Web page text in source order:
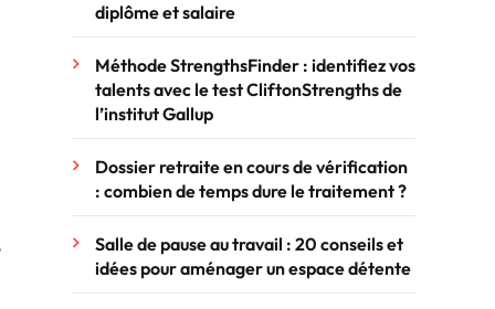
diplôme et salaire
Méthode StrengthsFinder : identifiez vos
talents avec le test CliftonStrengths de
l’institut Gallup
Dossier retraite en cours de vérification
: combien de temps dure le traitement ?
Salle de pause au travail : 20 conseils et
idées pour aménager un espace détente